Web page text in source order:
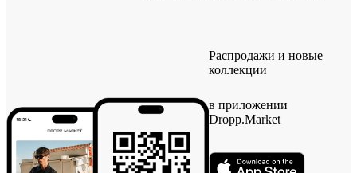
Распродажи и новые
коллекции
в приложении
Dropp.Market